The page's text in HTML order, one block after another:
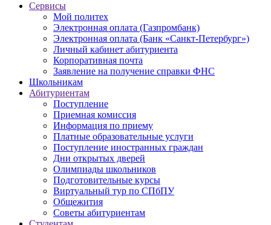
Сервисы
Мой политех
Электронная оплата (Газпромбанк)
Электронная оплата (Банк «Санкт-Петербург»)
Личный кабинет абитуриента
Корпоративная почта
Заявление на получение справки ФНС
Школьникам
Абитуриентам
Поступление
Приемная комиссия
Информация по приему
Платные образовательные услуги
Поступление иностранных граждан
Дни открытых дверей
Олимпиады школьников
Подготовительные курсы
Виртуальный тур по СПбПУ
Общежития
Советы абитуриентам